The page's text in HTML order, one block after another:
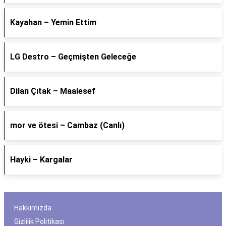
Kayahan – Yemin Ettim
LG Destro – Geçmişten Geleceğe
Dilan Çıtak – Maalesef
​mor ve ötesi – Cambaz (Canlı)
Hayki – Kargalar
Hakkımızda
Gizlilik Politikası